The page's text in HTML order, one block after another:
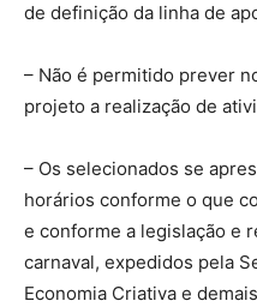
de definição da linha de
– Não é permitido prever
projeto a realização de
– Os selecionados se
horários conforme o que
e conforme a legislação e
carnaval, expedidos pela
Economia Criativa e